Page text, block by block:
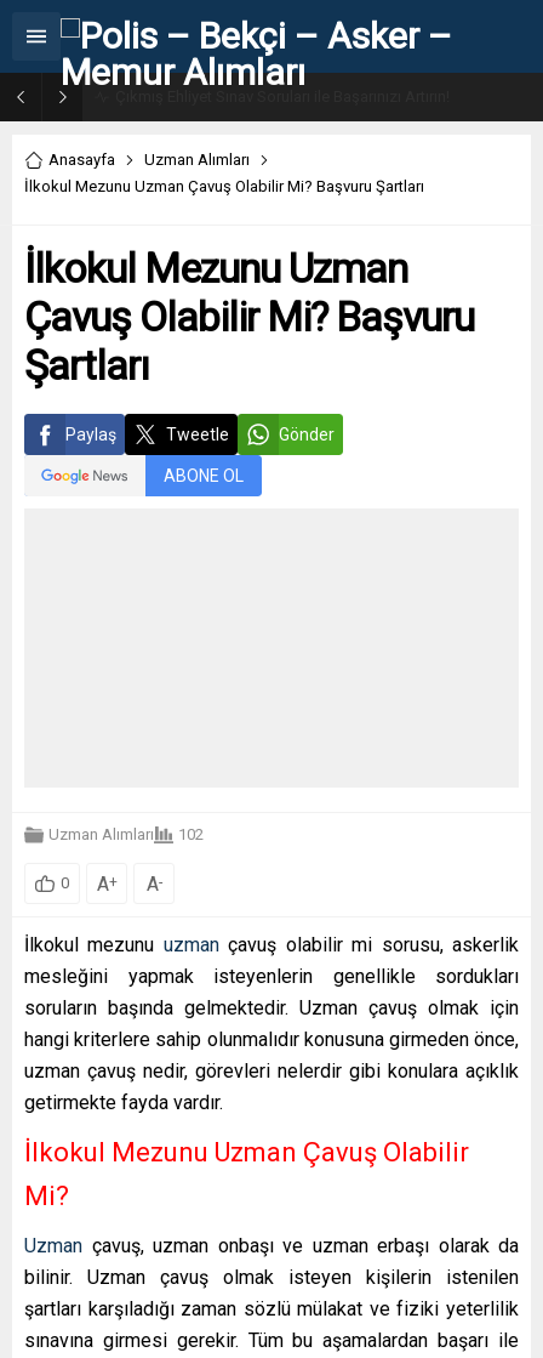
Anasayfa
Uzman Alımları
İlkokul Mezunu Uzman Çavuş Olabilir Mi? Başvuru Şartları
İlkokul Mezunu Uzman
Çavuş Olabilir Mi? Başvuru
Şartları
Paylaş Tweetle Gönder
ABONE OL
Uzman Alımları 102
0 A+ A-
İlkokul mezunu uzmançavuş olabilir mi sorusu, askerlik
mesleğini yapmak isteyenlerin genellikle sordukları
soruların başında gelmektedir. Uzman çavuş olmak için
hangi kriterlere sahip olunmalıdır konusuna girmeden önce,
uzman çavuş nedir, görevleri nelerdir gibi konulara açıklık
getirmekte fayda vardır.
İlkokul Mezunu Uzman Çavuş Olabilir
Mi?
Uzman çavuş, uzman onbaşı ve uzman erbaşı olarak da
bilinir. Uzman çavuş olmak isteyen kişilerin istenilen
şartları karşıladığı zaman sözlü mülakat ve fiziki yeterlilik
sınavına girmesi gerekir. Tüm bu aşamalardan başarı ile